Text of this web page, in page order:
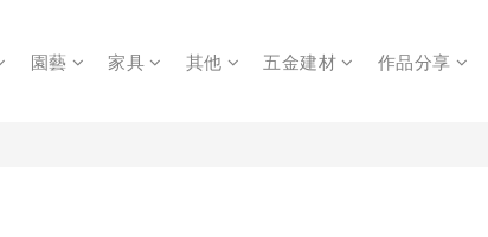
園藝 家具 其他 五金建材 作品分享